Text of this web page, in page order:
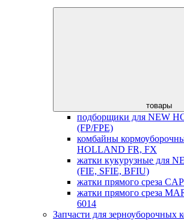
товары
подборщики для NEW
(FP/FPE)
комбайны
HOLLAND FR, FX
жатки кукурузные для
(FIE, SFIE, BFIU)
жатки прямого среза
жатки прямого среза
6014
Запчасти для зерноуборочных